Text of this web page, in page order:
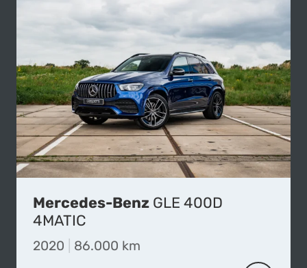
Mercedes-Benz GLE 400D
4MATIC
2020 86.000 km